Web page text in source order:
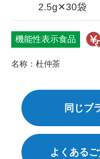
2.5g✕30袋
機能性表示食品
名称：杜仲茶
同じブ
よくある